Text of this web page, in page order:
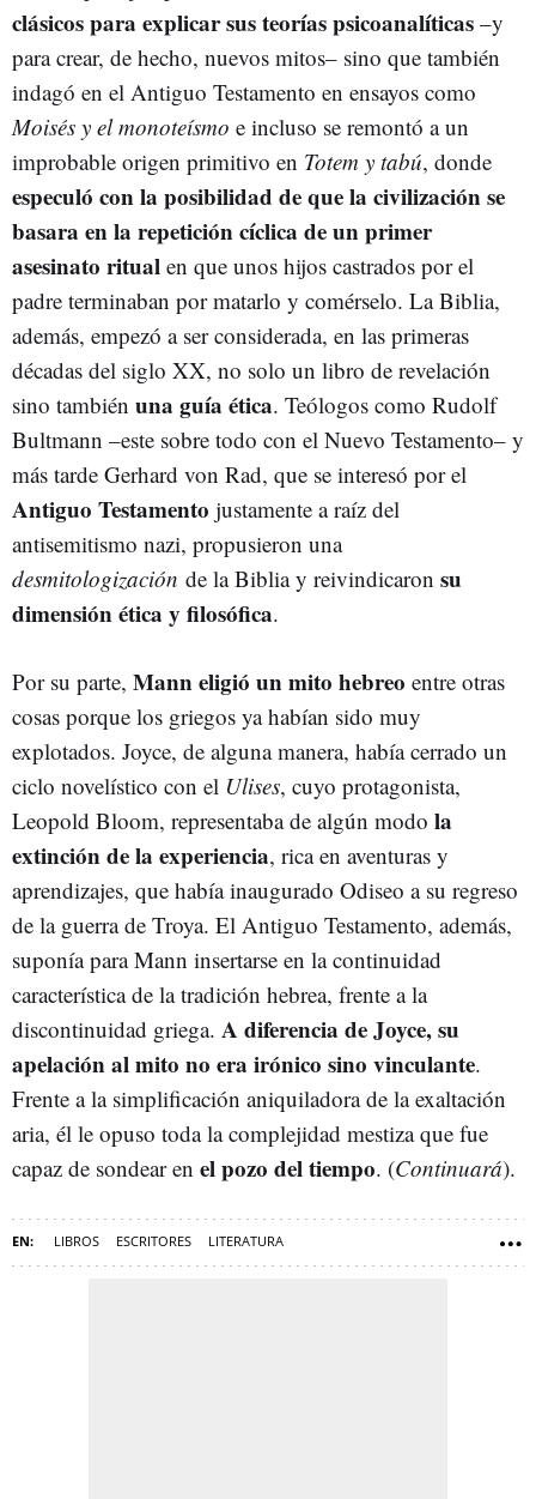
clásicos para explicar sus teorías psicoanalíticas –y
para crear, de hecho, nuevos mitos– sino que también
indagó en el Antiguo Testamento en ensayos como
Moisés y el monoteísmo e incluso se remontó a un
improbable origen primitivo en Totem y tabú, donde
especuló con la posibilidad de que la civilización se
basara en la repetición cíclica de un primer
asesinato ritual en que unos hijos castrados por el
padre terminaban por matarlo y comérselo. La Biblia,
además, empezó a ser considerada, en las primeras
décadas del siglo XX, no solo un libro de revelación
sino también una guía ética. Teólogos como Rudolf
Bultmann –este sobre todo con el Nuevo Testamento– y
más tarde Gerhard von Rad, que se interesó por el
Antiguo Testamento justamente a raíz del
antisemitismo nazi, propusieron una
desmitologización de la Biblia y reivindicaron su
dimensión ética y filosófica.
Por su parte, Mann eligió un mito hebreo entre otras
cosas porque los griegos ya habían sido muy
explotados. Joyce, de alguna manera, había cerrado un
ciclo novelístico con el Ulises, cuyo protagonista,
Leopold Bloom, representaba de algún modo la
extinción de la experiencia, rica en aventuras y
aprendizajes, que había inaugurado Odiseo a su regreso
de la guerra de Troya. El Antiguo Testamento, además,
suponía para Mann insertarse en la continuidad
característica de la tradición hebrea, frente a la
discontinuidad griega. A diferencia de Joyce, su
apelación al mito no era irónico sino vinculante.
Frente a la simplificación aniquiladora de la exaltación
aria, él le opuso toda la complejidad mestiza que fue
capaz de sondear en el pozo del tiempo. (Continuará).
LIBROS ESCRITORES LITERATURA